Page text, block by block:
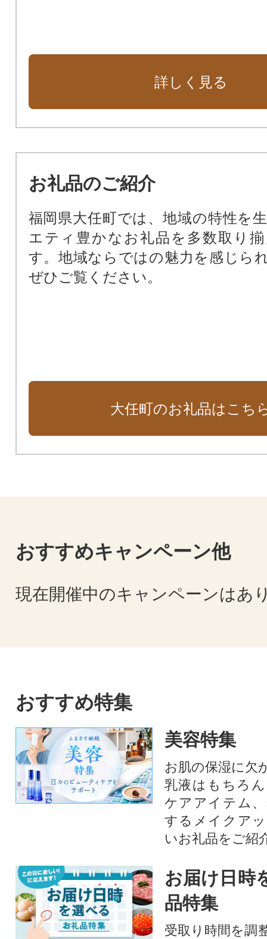
詳しく見る
お礼品のご紹介
福岡県大任町では、地域の特性を
エティ豊かなお礼品を多数取り
す。地域ならではの魅力を感じら
ぜひご覧ください。
大任町のお礼品はこち
おすすめキャンペーン他
現在開催中のキャンペーンはあ
おすすめ特集
美容特集
お肌の保湿に欠
乳液はもちろ
ケアアイテム
するメイクア
いお礼品をご紹
お届け日時
品特集
受取り時間を調